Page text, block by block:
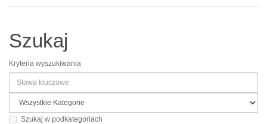
Szukaj
Kryteria wyszukiwania
Szukaj w podkategoriach